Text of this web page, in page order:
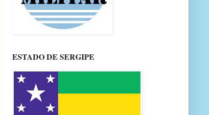
ESTADO DE SERGIPE